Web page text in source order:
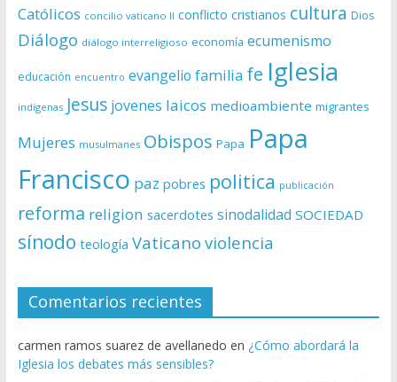
Católicos concilio vaticano II conflicto cristianos cultura Dios
Diálogo diálogo interreligioso economía ecumenismo
educación encuentro evangelio familia fe Iglesia
indígenas Jesus jovenes laicos medioambiente migrantes
Mujeres musulmanes Obispos Papa Papa
Francisco paz pobres politica publicación
reforma religion sacerdotes sinodalidad SOCIEDAD
sínodo teología Vaticano violencia
Comentarios recientes
carmen ramos suarez de avellanedo en ¿Cómo abordará la
Iglesia los debates más sensibles?